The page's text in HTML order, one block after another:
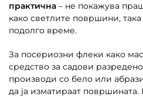
практична – не покажува
како светлите површини,
подолго време.
За посериозни флеки како
средство за садови
производи со бело или
да ја изматираат